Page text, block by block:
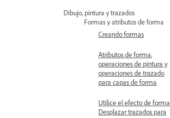
Dibujo, pintura y trazados
Formas y atributos de forma
Creando formas
Atributos de forma,
operaciones de pintura y
operaciones de trazado
para capas de forma
Utilice el efecto de forma
Desplazar trazados para